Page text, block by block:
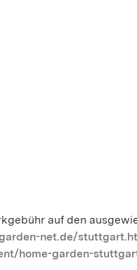
auf den
net.de/
home-garden-